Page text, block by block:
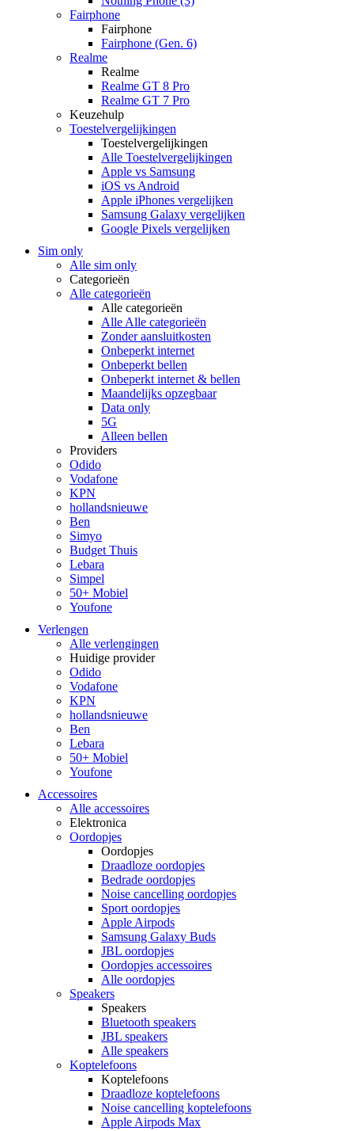
Fairphone
Fairphone
Fairphone (Gen. 6)
Realme
Realme
Realme GT 8 Pro
Realme GT 7 Pro
Keuzehulp
Toestelvergelijkingen
Toestelvergelijkingen
Alle Toestelvergelijkingen
Apple vs Samsung
iOS vs Android
Apple iPhones vergelijken
Samsung Galaxy vergelijken
Google Pixels vergelijken
Sim only
Alle sim only
Categorieën
Alle categorieën
Alle categorieën
Alle Alle categorieën
Zonder aansluitkosten
Onbeperkt internet
Onbeperkt bellen
Onbeperkt internet & bellen
Maandelijks opzegbaar
Data only
5G
Alleen bellen
Providers
Odido
Vodafone
KPN
hollandsnieuwe
Ben
Simyo
Budget Thuis
Lebara
Simpel
50+ Mobiel
Youfone
Verlengen
Alle verlengingen
Huidige provider
Odido
Vodafone
KPN
hollandsnieuwe
Ben
Lebara
50+ Mobiel
Youfone
Accessoires
Alle accessoires
Elektronica
Oordopjes
Oordopjes
Draadloze oordopjes
Bedrade oordopjes
Noise cancelling oordopjes
Sport oordopjes
Apple Airpods
Samsung Galaxy Buds
JBL oordopjes
Oordopjes accessoires
Alle oordopjes
Speakers
Speakers
Bluetooth speakers
JBL speakers
Alle speakers
Koptelefoons
Koptelefoons
Draadloze koptelefoons
Noise cancelling koptelefoons
Apple Airpods Max